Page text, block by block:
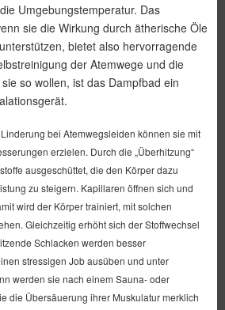
Umgebungstemperatur. Das
sie die Wirkung durch ätherische Öle
bietet also hervorragende
der Atemwege und die
so wollen, ist das Dampfbad ein
bei Atemwegsleiden können sie mit
erzielen. Durch die „Überhitzung“
ausgeschüttet, die den Körper dazu
zu steigern. Kapillaren öffnen sich und
wird der Körper trainiert, mit solchen
Gleichzeitig erhöht sich der Stoffwechsel
Schlacken werden besser
stressigen Job ausüben und unter
werden sie nach einem Sauna- oder
die Übersäuerung ihrer Muskulatur merklich